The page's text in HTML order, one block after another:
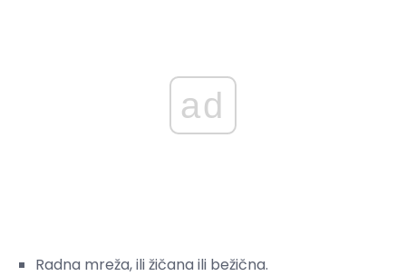
ad
Radna mreža, ili žičana ili bežična.